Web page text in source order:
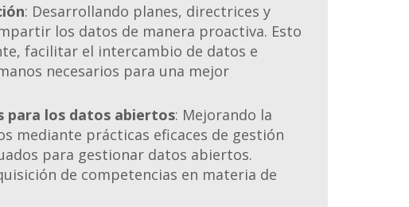
: Desarrollando planes, directrices y
los datos de manera proactiva. Esto
facilitar el intercambio de datos e
necesarios para una mejor
para los datos abiertos: Mejorando la
mediante prácticas eficaces de gestión
para gestionar datos abiertos.
de competencias en materia de